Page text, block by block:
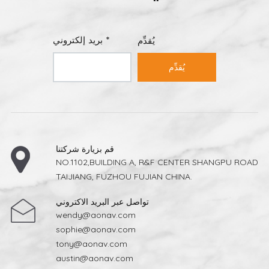
بريد إلكتروني * يُقدِّم
يُقدِّم
قم بزيارة شركتنا
NO.1102,BUILDING A, R&F CENTER SHANGPU ROAD
TAIJIANG, FUZHOU FUJIAN CHINA.
تواصل عبر البريد الاكتروني
wendy@aonav.com
sophie@aonav.com
tony@aonav.com
austin@aonav.com